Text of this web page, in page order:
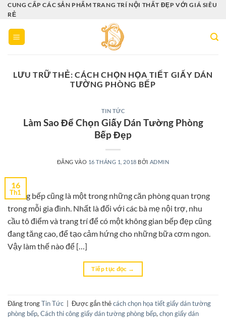
Bỏ
qua
nội
dung
CUNG CẤP CÁC SẢN PHẨM TRANG TRÍ NỘI THẤT ĐẸP VỚI GIÁ SIÊU
RẺ
LƯU TRỮ THẺ:CÁCH CHỌN HỌA TIẾT GIẤY DÁN
TƯỜNG PHÒNG BẾP
TIN TỨC
Làm Sao Để Chọn Giấy Dán Tường Phòng
Bếp Đẹp
ĐĂNG VÀO 16 THÁNG 1, 2018 BỞI ADMIN
16
Th1
Phòng bếp cũng là một trong những căn phòng quan trọng
trong mỗi gia đình. Nhất là đối với các bà mẹ nội trợ, nhu
cầu tô điểm và trang trí để có một không gian bếp đẹp cũng
đang tăng cao, để tạo cảm hứng cho những bữa cơm ngon.
Vậy làm thế nào để […]
Tiếp tục đọc →
Đăng trongTin Tức Được gắn thẻcách chọn họa tiết giấy dán tường
phòng bếp, Cách thi công giấy dán tường phòng bếp, chọn giấy dán